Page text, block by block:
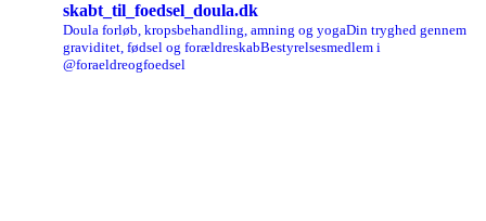
skabt_til_foedsel_doula.dk
Doula forløb, kropsbehandling, amning og yogaDin tryghed gennem
graviditet, fødsel og forældreskabBestyrelsesmedlem i
@foraeldreogfoedsel